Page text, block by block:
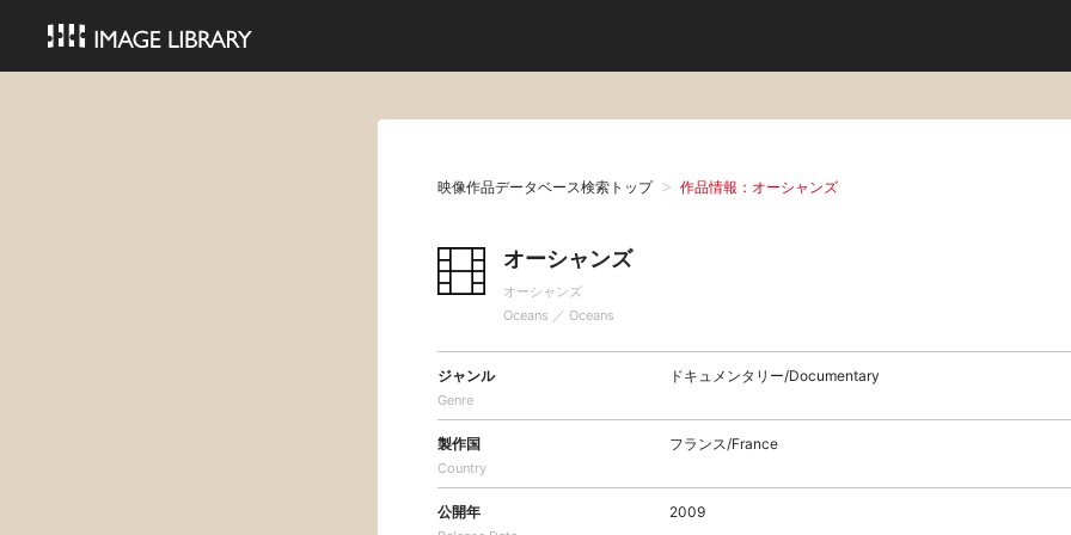
映像作品データベース検索トップ 作品情報：オーシャンズ
オーシャンズ
オーシャンズ
Oceans ／ Oceans
ジャンル
Genre
ドキュメンタリー/Documentary
製作国
Country
フランス/France
公開年 2009